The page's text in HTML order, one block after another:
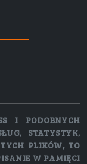
I PODOBNYCH
STATYSTYK,
PLIKÓW, TO
W PAMIĘCI